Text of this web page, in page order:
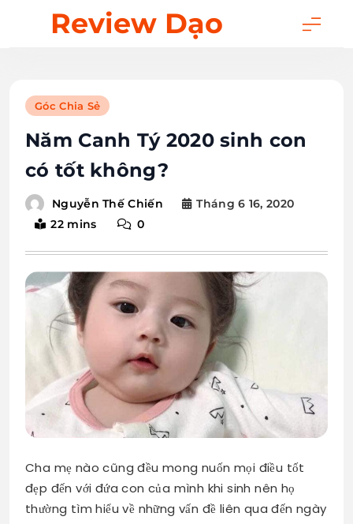
Review Dạo
Góc Chia Sẻ
Năm Canh Tý 2020 sinh con
có tốt không?
Nguyễn Thế Chiến
Tháng 6 16, 2020
22 mins
0
Cha mẹ nào cũng đều mong nuốn mọi điều tốt
đẹp đến với đứa con của mình khi sinh nên họ
thường tìm hiểu về những vấn đề liên qua đến ngày